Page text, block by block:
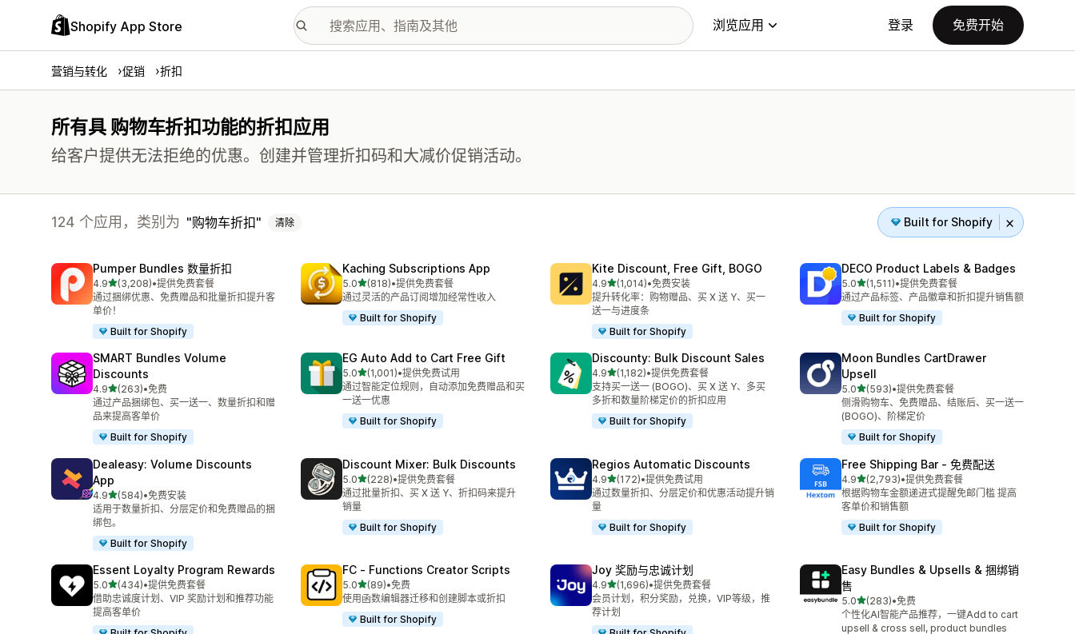
Shopify App Store 浏览应用 登录 免费开始
营销与转化 促销 折扣
所有具 购物车折扣功能的折扣应用
给客户提供无法拒绝的优惠。创建并管理折扣码和大减价促销活动。
124 个应用，类别为 购物车折扣 清除 Built for Shopify
Pumper Bundles 数量折扣
4.9星（满分 5 星）
(3,208)
总共 3208 条评论
•提供免费套餐
通过捆绑优惠、免费赠品和批量折扣提升客
单价！
Built for Shopify
Kaching Subscriptions App
5.0星（满分 5 星）
(818)
总共 818 条评论
•提供免费套餐
通过灵活的产品订阅增加经常性收入
Built for Shopify
Kite Discount, Free Gift, BOGO
4.9星（满分 5 星）
(1,014)
总共 1014 条评论
•免费安装
提升转化率：购物赠品、买 X 送 Y、买一
送一与进度条
Built for Shopify
DECO Product Labels & Badges
5.0星（满分 5 星）
(1,511)
总共 1511 条评论
•提供免费套餐
通过产品标签、产品徽章和折扣提升销售额
Built for Shopify
SMART Bundles Volume
Discounts
4.9星（满分 5 星）
(263)
总共 263 条评论
•免费
通过产品捆绑包、买一送一、数量折扣和赠
品来提高客单价
Built for Shopify
EG Auto Add to Cart Free Gift
5.0星（满分 5 星）
(1,001)
总共 1001 条评论
•提供免费试用
通过智能定位规则，自动添加免费赠品和买
一送一优惠
Built for Shopify
Discounty: Bulk Discount Sales
4.9星（满分 5 星）
(1,182)
总共 1182 条评论
•提供免费套餐
支持买一送一 (BOGO)、买 X 送 Y、多买
多折和数量阶梯定价的折扣应用
Built for Shopify
Moon Bundles CartDrawer
Upsell
5.0星（满分 5 星）
(593)
总共 593 条评论
•提供免费套餐
侧滑购物车、免费赠品、结账后、买一送一
(BOGO)、阶梯定价
Built for Shopify
Dealeasy: Volume Discounts
App
4.9星（满分 5 星）
(584)
总共 584 条评论
•免费安装
适用于数量折扣、分层定价和免费赠品的捆
绑包。
Built for Shopify
Discount Mixer: Bulk Discounts
5.0星（满分 5 星）
(228)
总共 228 条评论
•提供免费套餐
通过批量折扣、买 X 送 Y、折扣码来提升
销量
Built for Shopify
Regios Automatic Discounts
4.9星（满分 5 星）
(172)
总共 172 条评论
•提供免费试用
通过数量折扣、分层定价和优惠活动提升销
量
Built for Shopify
Free Shipping Bar ‑ 免费配送
4.9星（满分 5 星）
(2,793)
总共 2793 条评论
•提供免费套餐
根据购物车金额递进式提醒免邮门槛 提高
客单价和销售额
Built for Shopify
Essent Loyalty Program Rewards
5.0星（满分 5 星）
(434)
总共 434 条评论
•提供免费套餐
借助忠诚度计划、VIP 奖励计划和推荐功能
提高客单价
FC ‑ Functions Creator Scripts
5.0星（满分 5 星）
(89)
总共 89 条评论
•免费
使用函数编辑器迁移和创建脚本或折扣
Built for Shopify
Joy 奖励与忠诚计划
4.9星（满分 5 星）
(1,696)
总共 1696 条评论
•提供免费套餐
会员计划，积分奖励，兑换，VIP等级，推
荐计划
Easy Bundles & Upsells & 捆绑销
售
5.0星（满分 5 星）
(283)
总共 283 条评论
•免费
个性化AI智能产品推荐，一键Add to cart
upsell & cross sell, product bundles